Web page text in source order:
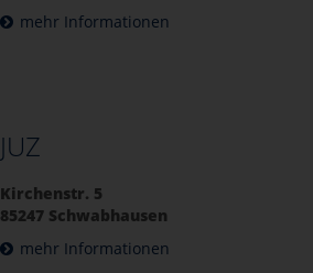
mehr Informationen
JUZ
Kirchenstr. 5
85247 Schwabhausen
mehr Informationen